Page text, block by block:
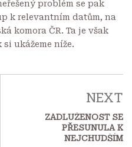
problém se pak
k relevantním datům, na
komora ČR. Ta je však
ukážeme níže.
NEXT
ZADLUŽENOST SE
PŘESUNULA K
NEJCHUDŠÍM